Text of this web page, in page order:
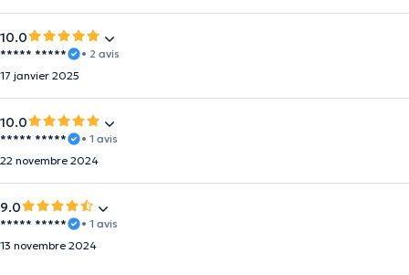
10.0
***** *****
• 2 avis
17 janvier 2025
10.0
***** *****
• 1 avis
22 novembre 2024
9.0
***** *****
• 1 avis
13 novembre 2024